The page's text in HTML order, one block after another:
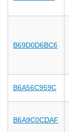
B69D0D6BC6
B6A56C959C
B6A9C0CDAF